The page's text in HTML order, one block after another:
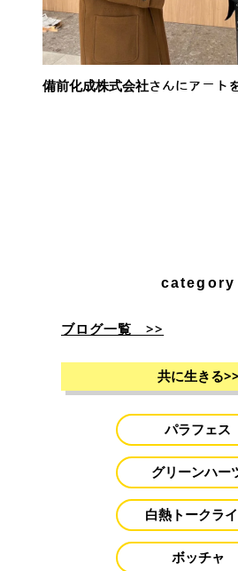
備前化成株式会社さんにアート
category
ブログ一覧 >>
共に生きる>>
パラフェス
グリーンハー
白熱トークラ
ボッチャ